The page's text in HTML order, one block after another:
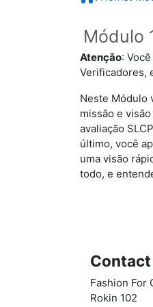
Módulo
Atenção:
Verificadores,
Neste Módulo
missão e
avaliação
último, você
uma visão
todo, e
Fashion For
Rokin 102